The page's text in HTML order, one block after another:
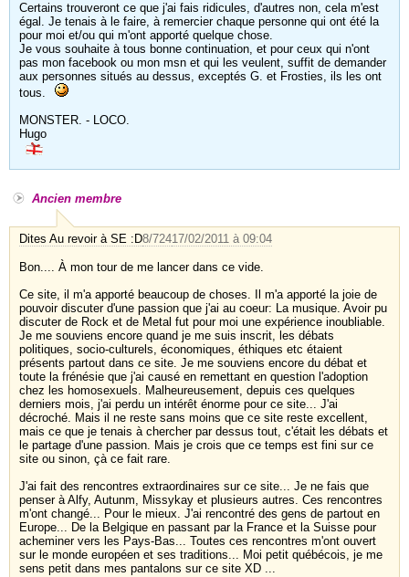
Certains trouveront ce que j'ai fais ridicules, d'autres non, cela m'est
égal. Je tenais à le faire, à remercier chaque personne qui ont été la
pour moi et/ou qui m'ont apporté quelque chose.
Je vous souhaite à tous bonne continuation, et pour ceux qui n'ont
pas mon facebook ou mon msn et qui les veulent, suffit de demander
aux personnes situés au dessus, exceptés G. et Frosties, ils les ont
tous.
MONSTER. - LOCO.
Hugo
Ancien membre
Dites Au revoir à SE :D8/72417/02/2011 à 09:04
Bon.... À mon tour de me lancer dans ce vide.
Ce site, il m'a apporté beaucoup de choses. Il m'a apporté la joie de
pouvoir discuter d'une passion que j'ai au coeur: La musique. Avoir pu
discuter de Rock et de Metal fut pour moi une expérience inoubliable.
Je me souviens encore quand je me suis inscrit, les débats
politiques, socio-culturels, économiques, éthiques etc étaient
présents partout dans ce site. Je me souviens encore du débat et
toute la frénésie que j'ai causé en remettant en question l'adoption
chez les homosexuels. Malheureusement, depuis ces quelques
derniers mois, j'ai perdu un intérêt énorme pour ce site... J'ai
décroché. Mais il ne reste sans moins que ce site reste excellent,
mais ce que je tenais à chercher par dessus tout, c'était les débats et
le partage d'une passion. Mais je crois que ce temps est fini sur ce
site ou sinon, çà ce fait rare.
J'ai fait des rencontres extraordinaires sur ce site... Je ne fais que
penser à Alfy, Autunm, Missykay et plusieurs autres. Ces rencontres
m'ont changé... Pour le mieux. J'ai rencontré des gens de partout en
Europe... De la Belgique en passant par la France et la Suisse pour
acheminer vers les Pays-Bas... Toutes ces rencontres m'ont ouvert
sur le monde européen et ses traditions... Moi petit québécois, je me
sens petit dans mes pantalons sur ce site XD ...